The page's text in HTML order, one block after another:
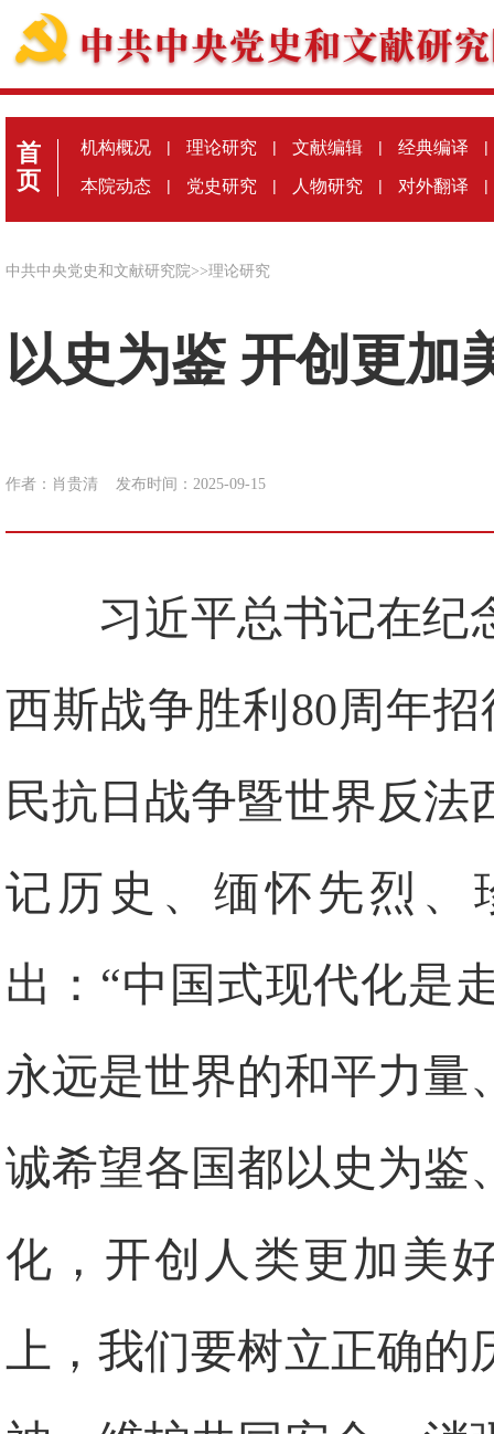
首
页
机构概况 | 理论研究 | 文献编辑 | 经典编译 |
本院动态 | 党史研究 | 人物研究 | 对外翻译 |
中共中央党史和文献研究院>>理论研究
以史为鉴 开创更加
作者：肖贵清 发布时间：2025-09-15
习近平总书记在纪
西斯战争胜利80周年
民抗日战争暨世界反法
记历史、缅怀先烈、
出：“中国式现代化是
永远是世界的和平力量
诚希望各国都以史为鉴
化，开创人类更加美
上，我们要树立正确的